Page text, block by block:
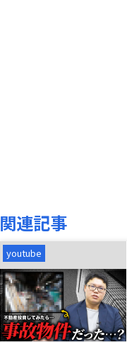
関連記事
youtube